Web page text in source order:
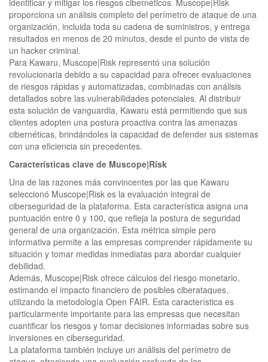
identificar y mitigar los riesgos cibernéticos. Muscope|Risk
proporciona un análisis completo del perímetro de ataque de una
organización, incluida toda su cadena de suministros, y entrega
resultados en menos de 20 minutos, desde el punto de vista de
un hacker criminal.
Para Kawaru, Muscope|Risk representó una solución
revolucionaria debido a su capacidad para ofrecer evaluaciones
de riesgos rápidas y automatizadas, combinadas con análisis
detallados sobre las vulnerabilidades potenciales. Al distribuir
esta solución de vanguardia, Kawaru está permitiendo que sus
clientes adopten una postura proactiva contra las amenazas
cibernéticas, brindándoles la capacidad de defender sus sistemas
con una eficiencia sin precedentes.
Características clave de Muscope|Risk
Una de las razones más convincentes por las que Kawaru
seleccionó Muscope|Risk es la evaluación integral de
ciberseguridad de la plataforma. Esta característica asigna una
puntuación entre 0 y 100, que refleja la postura de seguridad
general de una organización. Esta métrica simple pero
informativa permite a las empresas comprender rápidamente su
situación y tomar medidas inmediatas para abordar cualquier
debilidad.
Además, Muscope|Risk ofrece cálculos del riesgo monetario,
estimando el impacto financiero de posibles ciberataques,
utilizando la metodología Open FAIR. Esta característica es
particularmente importante para las empresas que necesitan
cuantificar los riesgos y tomar decisiones informadas sobre sus
inversiones en ciberseguridad.
La plataforma también incluye un análisis del perímetro de